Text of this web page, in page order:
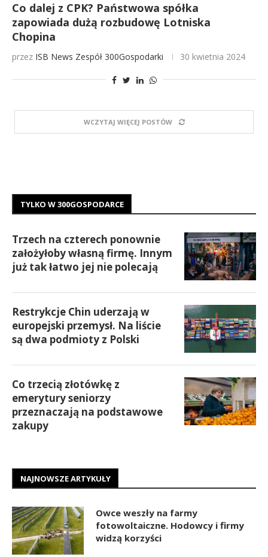
Co dalej z CPK? Państwowa spółka
zapowiada dużą rozbudowę Lotniska
Chopina
przez ISB News Zespół 300Gospodarki 30 kwietnia 2024
WCZYTAJ WIĘCEJ POSTÓW
TYLKO W 300GOSPODARCE
Trzech na czterech ponownie
założyłoby własną firmę. Innym
już tak łatwo jej nie polecają
Restrykcje Chin uderzają w
europejski przemysł. Na liście
są dwa podmioty z Polski
Co trzecią złotówkę z
emerytury seniorzy
przeznaczają na podstawowe
zakupy
NAJNOWSZE ARTYKUŁY
Owce weszły na farmy
fotowoltaiczne. Hodowcy i firmy
widzą korzyści